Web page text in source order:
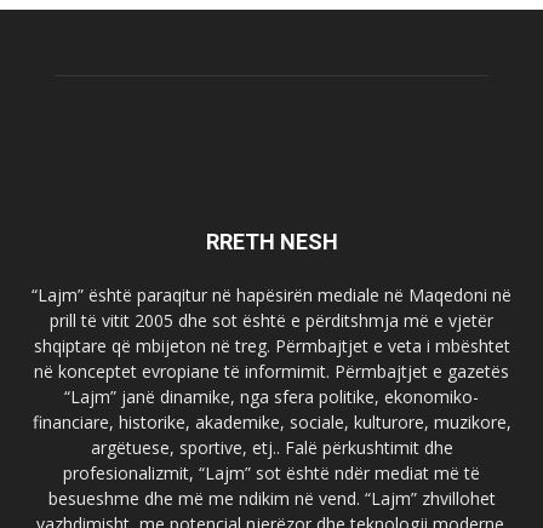
RRETH NESH
“Lajm” është paraqitur në hapësirën mediale në Maqedoni në
prill të vitit 2005 dhe sot është e përditshmja më e vjetër
shqiptare që mbijeton në treg. Përmbajtjet e veta i mbështet
në konceptet evropiane të informimit. Përmbajtjet e gazetës
“Lajm” janë dinamike, nga sfera politike, ekonomiko-
financiare, historike, akademike, sociale, kulturore, muzikore,
argëtuese, sportive, etj.. Falë përkushtimit dhe
profesionalizmit, “Lajm” sot është ndër mediat më të
besueshme dhe më me ndikim në vend. “Lajm” zhvillohet